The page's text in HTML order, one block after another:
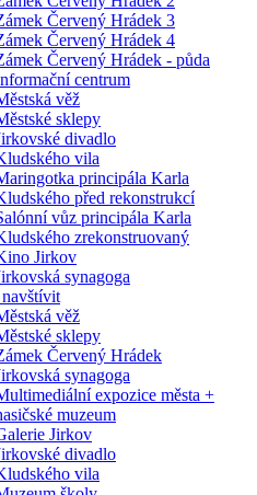
Červený Hrádek 3
Červený Hrádek 4
Červený Hrádek - půda
centrum
věž
sklepy
divadlo
vila
principála Karla
před rekonstrukcí
vůz principála Karla
zrekonstruovaný
Jirkov
synagoga
věž
sklepy
Červený Hrádek
synagoga
expozice města +
muzeum
Jirkov
divadlo
vila